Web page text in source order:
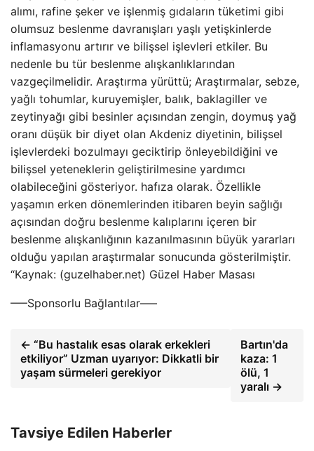
alımı, rafine şeker ve işlenmiş gıdaların tüketimi gibi
olumsuz beslenme davranışları yaşlı yetişkinlerde
inflamasyonu artırır ve bilişsel işlevleri etkiler. Bu
nedenle bu tür beslenme alışkanlıklarından
vazgeçilmelidir. Araştırma yürüttü; Araştırmalar, sebze,
yağlı tohumlar, kuruyemişler, balık, baklagiller ve
zeytinyağı gibi besinler açısından zengin, doymuş yağ
oranı düşük bir diyet olan Akdeniz diyetinin, bilişsel
işlevlerdeki bozulmayı geciktirip önleyebildiğini ve
bilişsel yeteneklerin geliştirilmesine yardımcı
olabileceğini gösteriyor. hafıza olarak. Özellikle
yaşamın erken dönemlerinden itibaren beyin sağlığı
açısından doğru beslenme kalıplarını içeren bir
beslenme alışkanlığının kazanılmasının büyük yararları
olduğu yapılan araştırmalar sonucunda gösterilmiştir.
“Kaynak: (guzelhaber.net) Güzel Haber Masası
—–Sponsorlu Bağlantılar—–
← “Bu hastalık esas olarak erkekleri
etkiliyor” Uzman uyarıyor: Dikkatli bir
yaşam sürmeleri gerekiyor
Bartın'da
kaza: 1
ölü, 1
yaralı →
Tavsiye Edilen Haberler